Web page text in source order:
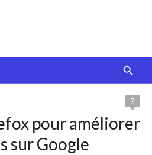
une boîte de chocolats… On
quoi on va tomber !
7
pour améliorer
sur Google